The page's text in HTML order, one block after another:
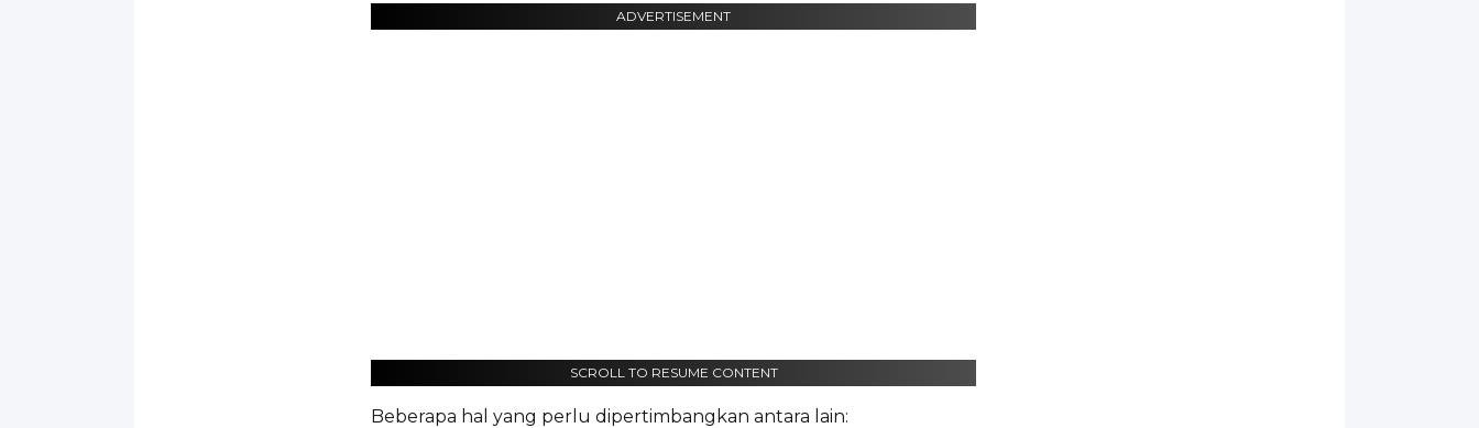
ADVERTISEMENT
SCROLL TO RESUME CONTENT
Beberapa hal yang perlu dipertimbangkan antara lain: